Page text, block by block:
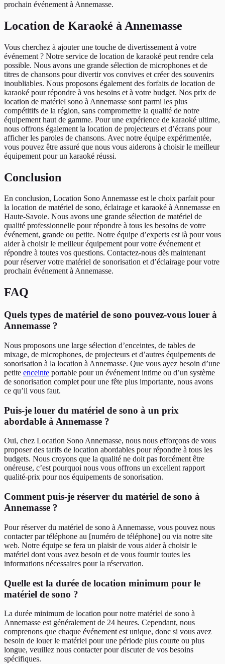
prochain événement à Annemasse.
Location de Karaoké à Annemasse
Vous cherchez à ajouter une touche de divertissement à votre
événement ? Notre service de location de karaoké peut rendre cela
possible. Nous avons une grande sélection de microphones et de
titres de chansons pour divertir vos convives et créer des souvenirs
inoubliables. Nous proposons également des forfaits de location de
karaoké pour répondre à vos besoins et à votre budget. Nos prix de
location de matériel sono à Annemasse sont parmi les plus
compétitifs de la région, sans compromettre la qualité de notre
équipement haut de gamme. Pour une expérience de karaoké ultime,
nous offrons également la location de projecteurs et d’écrans pour
afficher les paroles de chansons. Avec notre équipe expérimentée,
vous pouvez être assuré que nous vous aiderons à choisir le meilleur
équipement pour un karaoké réussi.
Conclusion
En conclusion, Location Sono Annemasse est le choix parfait pour
la location de matériel de sono, éclairage et karaoké à Annemasse en
Haute-Savoie. Nous avons une grande sélection de matériel de
qualité professionnelle pour répondre à tous les besoins de votre
événement, grande ou petite. Notre équipe d’experts est là pour vous
aider à choisir le meilleur équipement pour votre événement et
répondre à toutes vos questions. Contactez-nous dès maintenant
pour réserver votre matériel de sonorisation et d’éclairage pour votre
prochain événement à Annemasse.
FAQ
Quels types de matériel de sono pouvez-vous louer à
Annemasse ?
Nous proposons une large sélection d’enceintes, de tables de
mixage, de microphones, de projecteurs et d’autres équipements de
sonorisation à la location à Annemasse. Que vous ayez besoin d’une
petite enceinte portable pour un événement intime ou d’un système
de sonorisation complet pour une fête plus importante, nous avons
ce qu’il vous faut.
Puis-je louer du matériel de sono à un prix
abordable à Annemasse ?
Oui, chez Location Sono Annemasse, nous nous efforçons de vous
proposer des tarifs de location abordables pour répondre à tous les
budgets. Nous croyons que la qualité ne doit pas forcément être
onéreuse, c’est pourquoi nous vous offrons un excellent rapport
qualité-prix pour nos équipements de sonorisation.
Comment puis-je réserver du matériel de sono à
Annemasse ?
Pour réserver du matériel de sono à Annemasse, vous pouvez nous
contacter par téléphone au [numéro de téléphone] ou via notre site
web. Notre équipe se fera un plaisir de vous aider à choisir le
matériel dont vous avez besoin et de vous fournir toutes les
informations nécessaires pour la réservation.
Quelle est la durée de location minimum pour le
matériel de sono ?
La durée minimum de location pour notre matériel de sono à
Annemasse est généralement de 24 heures. Cependant, nous
comprenons que chaque événement est unique, donc si vous avez
besoin de louer le matériel pour une période plus courte ou plus
longue, veuillez nous contacter pour discuter de vos besoins
spécifiques.